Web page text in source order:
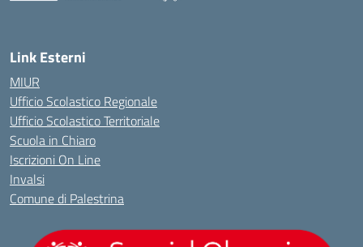
Link Esterni
MIUR
Ufficio Scolastico Regionale
Ufficio Scolastico Territoriale
Scuola in Chiaro
Iscrizioni On Line
Invalsi
Comune di Palestrina